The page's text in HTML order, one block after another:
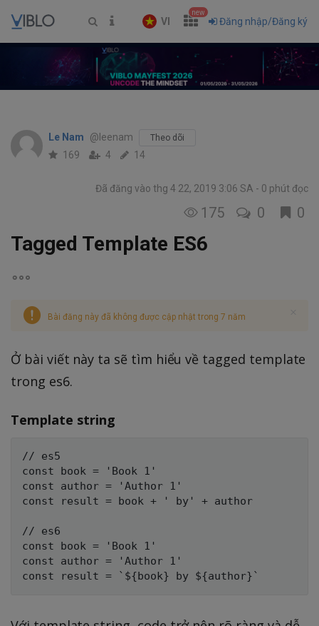
VI
new
Đăng nhập/Đăng ký
Le Nam @leenam Theo dõi
169 4 14
Đã đăng vào thg 4 22, 2019 3:06 SA 0 phút đọc
175 0 0
Tagged Template ES6
Bài đăng này đã không được cập nhật trong 7 năm
Ở bài viết này ta sẽ tìm hiểu về tagged template
trong es6.
Template string
// es5
const book = 'Book 1'
const author = 'Author 1'
const result = book + ' by' + author
// es6
const book = 'Book 1'
const author = 'Author 1'